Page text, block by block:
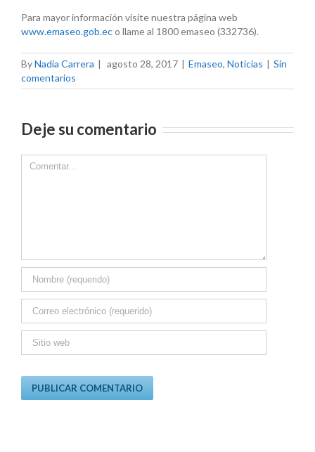
Para mayor información visite nuestra página web
www.emaseo.gob.eco llame al 1800 emaseo (332736).
ByNadia Carrera | agosto 28, 2017 | Emaseo, Noticias | Sin
comentarios
Deje su comentario
Comment